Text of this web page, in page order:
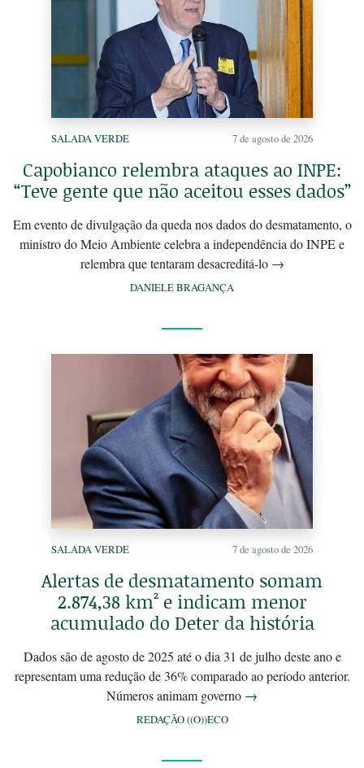
SALADA VERDE 7 de agosto de 2026
Capobianco relembra ataques ao INPE:
“Teve gente que não aceitou esses dados”
Em evento de divulgação da queda nos dados do desmatamento, o
ministro do Meio Ambiente celebra a independência do INPE e
relembra que tentaram desacreditá-lo →
DANIELE BRAGANÇA
SALADA VERDE 7 de agosto de 2026
Alertas de desmatamento somam
2.874,38 km² e indicam menor
acumulado do Deter da história
Dados são de agosto de 2025 até o dia 31 de julho deste ano e
representam uma redução de 36% comparado ao período anterior.
Números animam governo →
REDAÇÃO ((O))ECO